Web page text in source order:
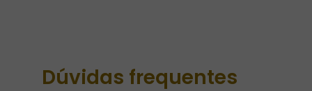
Dúvidas frequentes